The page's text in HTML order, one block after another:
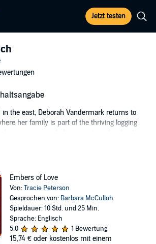
Jetzt testen
the east, Deborah Vandermark returns to
her family is part of the thriving logging
an unexpected companion—her best
she hopes will be a true love match. Then
Clayton, the town's new doctor—and
a much greater interest in medicine and
she studied at college. Soon Deborah
fascination for doctoring and her obligation to
midst of her warring emotions is the doctor
feelings for the man, or for what he can
Embers of Love
Von:Tracie Peterson
Gesprochen von: Barbara McCulloh
Spieldauer: 10 Std. und 25 Min.
Sprache: Englisch
5,0
1 Bewertung
15,74 € oder kostenlos mit einem